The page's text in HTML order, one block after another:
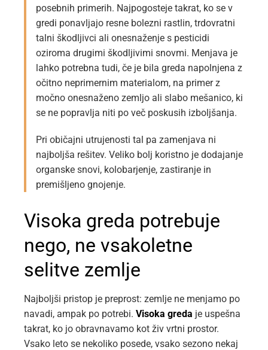
posebnih primerih. Najpogosteje takrat, ko se v
gredi ponavljajo resne bolezni rastlin, trdovratni
talni škodljivci ali onesnaženje s pesticidi
oziroma drugimi škodljivimi snovmi. Menjava je
lahko potrebna tudi, če je bila greda napolnjena z
očitno neprimernim materialom, na primer z
močno onesnaženo zemljo ali slabo mešanico, ki
se ne popravlja niti po več poskusih izboljšanja.
Pri običajni utrujenosti tal pa zamenjava ni
najboljša rešitev. Veliko bolj koristno je dodajanje
organske snovi, kolobarjenje, zastiranje in
premišljeno gnojenje.
Visoka greda potrebuje
nego, ne vsakoletne
selitve zemlje
Najboljši pristop je preprost: zemlje ne menjamo po
navadi, ampak po potrebi. Visoka greda je uspešna
takrat, ko jo obravnavamo kot živ vrtni prostor.
Vsako leto se nekoliko posede, vsako sezono nekaj